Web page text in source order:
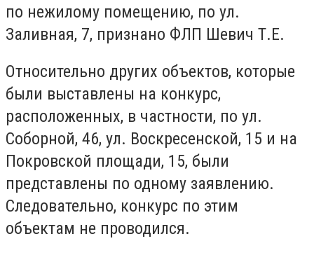
по нежилому помещению, по ул.
Заливная, 7, признано ФЛП Шевич Т.Е.
Относительно других объектов, которые
были выставлены на конкурс,
расположенных, в частности, по ул.
Соборной, 46, ул. Воскресенской, 15 и на
Покровской площади, 15, были
представлены по одному заявлению.
Следовательно, конкурс по этим
объектам не проводился.